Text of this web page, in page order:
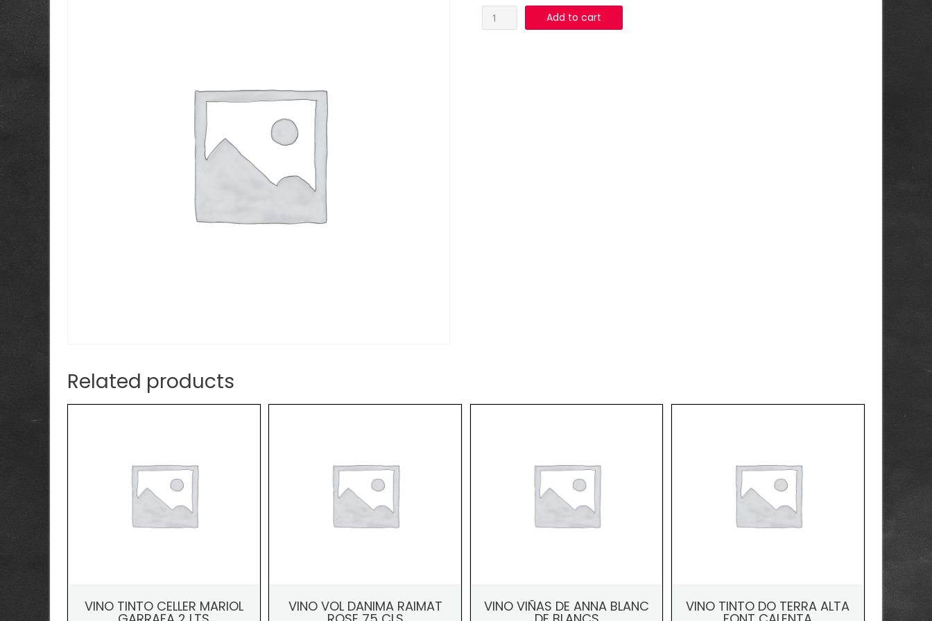
VINO
ROSADO
Add to cart
Related products
VINO TINTO CELLER MARIOL VINO VOL DANIMA RAIMAT VINO VIÑAS DE ANNA BLANC VINO TINTO DO TERRA ALTA